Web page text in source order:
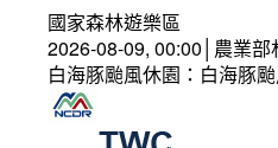
國家森林遊樂區
2026-08-09, 00:00│農業
白海豚颱風休園：白海豚